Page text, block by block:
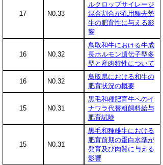
17 N0.33
ルクロップサイレージ
混合割合が乳用種去勢
牛の肥育性に与える影
響
16 N0.32
鳥取和牛における牛成
長ホルモン遺伝子型多
型と産肉特性について
16 N0.32
鳥取県における和牛の
肥育状況の概要
15 N0.31
黒毛和種肥育牛へのイ
ナワラ代替粗飼料給与
肥育試験
15 N0.31
黒毛和種雌牛における
肥育前期の蛋白水準が
発育及び肉質に与える
影響